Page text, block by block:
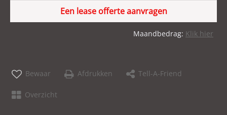
Een lease offerte aanvragen
Maandbedrag: Klik hier
Bewaar Afdrukken Tell-A-Friend
Overzicht